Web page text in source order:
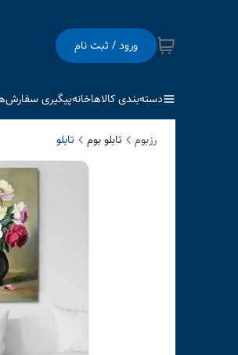
ورود / ثبت نام
دسته‌بندی کالاهاخانهپیگیری سفارش
رزبوم تابلو بوم تابلو